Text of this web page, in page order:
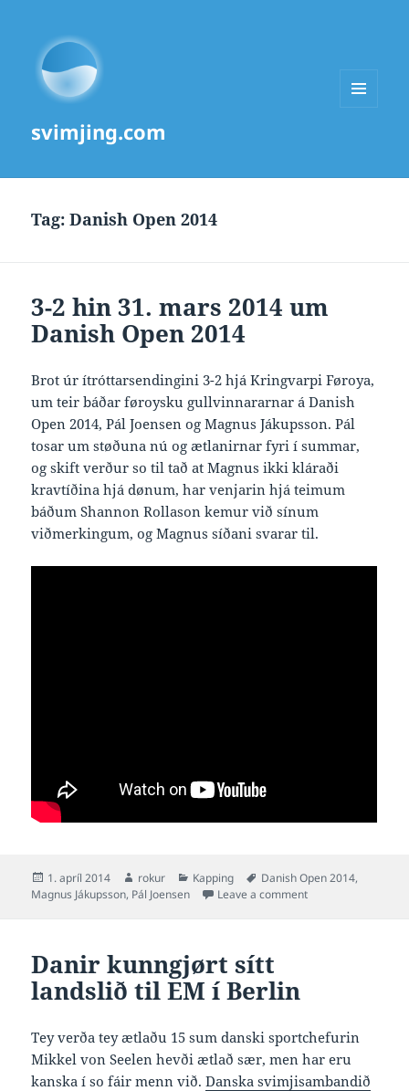
svimjing.com
Tag:Danish Open 2014
3-2 hin 31. mars 2014 um
Danish Open 2014
Brot úr ítróttarsendingini 3-2 hjá Kringvarpi Føroya,
um teir báðar føroysku gullvinnararnar á Danish
Open 2014, Pál Joensen og Magnus Jákupsson. Pál
tosar um støðuna nú og ætlanirnar fyri í summar,
og skift verður so til tað at Magnus ikki kláraði
kravtíðina hjá dønum, har venjarin hjá teimum
báðum Shannon Rollason kemur við sínum
viðmerkingum, og Magnus síðani svarar til.
Posted
on
1. apríl 2014 Author
rokur Categories
Kapping Tags
Danish Open 2014,
Magnus Jákupsson, Pál Joensen Leave a commenton 3-2 hin 31.
Danir kunngjørt sítt
landslið til EM í Berlin
Tey verða tey ætlaðu 15 sum danski sportchefurin
Mikkel von Seelen hevði ætlað sær, men har eru
kanska í so fáir menn við.Danska svimjisambandið